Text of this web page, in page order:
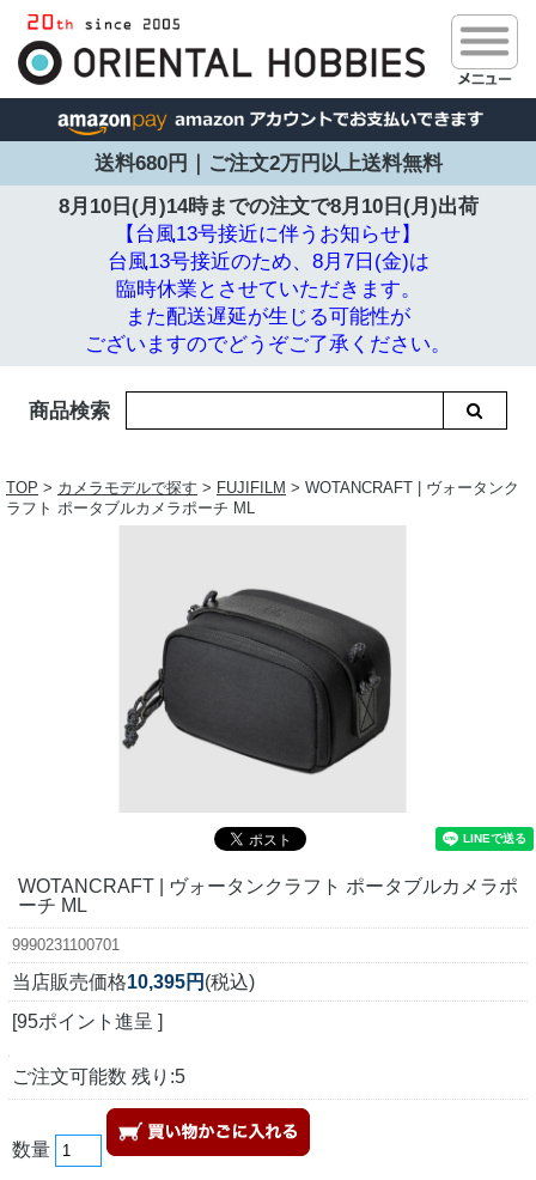
送料680円｜ご注文2万円以上送料無料
8月10日(月)14時までの注文で8月10日(月)出荷
【台風13号接近に伴うお知らせ】
台風13号接近のため、8月7日(金)は
臨時休業とさせていただきます。
また配送遅延が生じる可能性が
ございますのでどうぞご了承ください。
商品検索
TOP > カメラモデルで探す > FUJIFILM > WOTANCRAFT | ヴォータンク
ラフト ポータブルカメラポーチ ML
WOTANCRAFT | ヴォータンクラフト ポータブルカメラポ
ーチ ML
9990231100701
当店販売価格10,395円 (税込)
[95ポイント進呈 ]
ご注文可能数 残り:5
数量